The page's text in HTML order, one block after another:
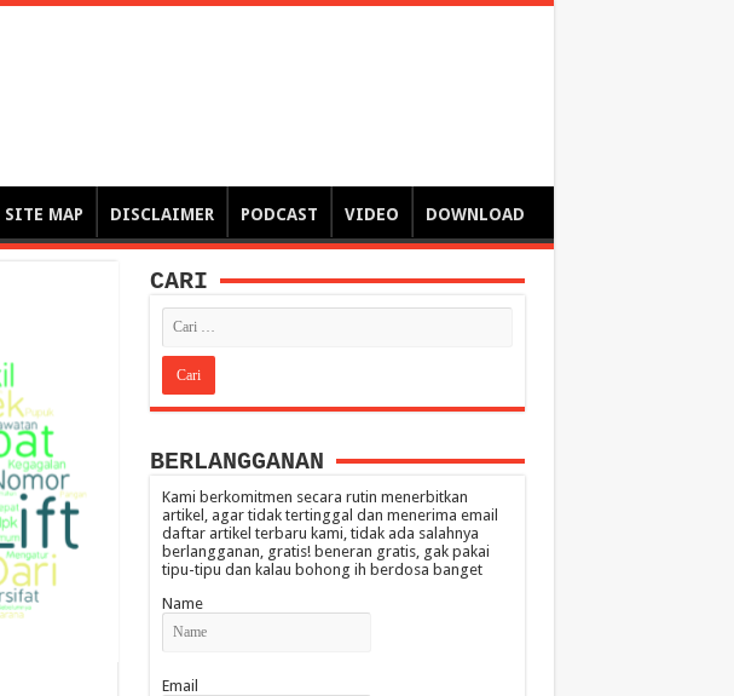
SITE MAP DISCLAIMER PODCAST VIDEO DOWNLOAD
CARI
BERLANGGANAN
Kami berkomitmen secara rutin menerbitkan
artikel, agar tidak tertinggal dan menerima email
daftar artikel terbaru kami, tidak ada salahnya
berlangganan, gratis! beneran gratis, gak pakai
tipu-tipu dan kalau bohong ih berdosa banget
Name
Email